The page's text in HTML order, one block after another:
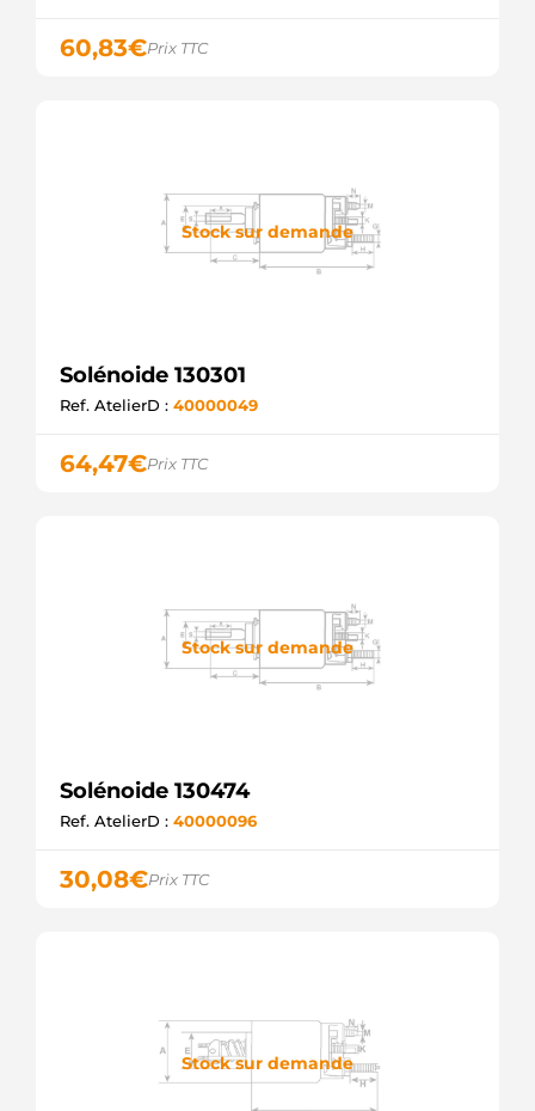
60,83€Prix TTC
Stock sur demande
Solénoide 130301
Ref. AtelierD : 40000049
64,47€Prix TTC
Stock sur demande
Solénoide 130474
Ref. AtelierD : 40000096
30,08€Prix TTC
Stock sur demande